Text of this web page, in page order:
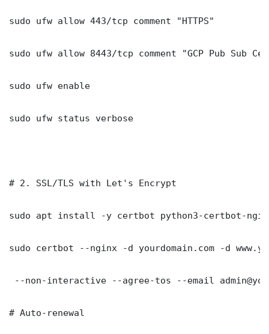
sudo ufw allow 443/tcp comment "HTTPS"
sudo ufw allow 8443/tcp comment "GCP Pub Sub
sudo ufw enable
sudo ufw status verbose
# 2. SSL/TLS with Let's Encrypt
sudo apt install -y certbot python3-certbot-
sudo certbot --nginx -d yourdomain.com -d
--non-interactive --agree-tos --email
# Auto-renewal